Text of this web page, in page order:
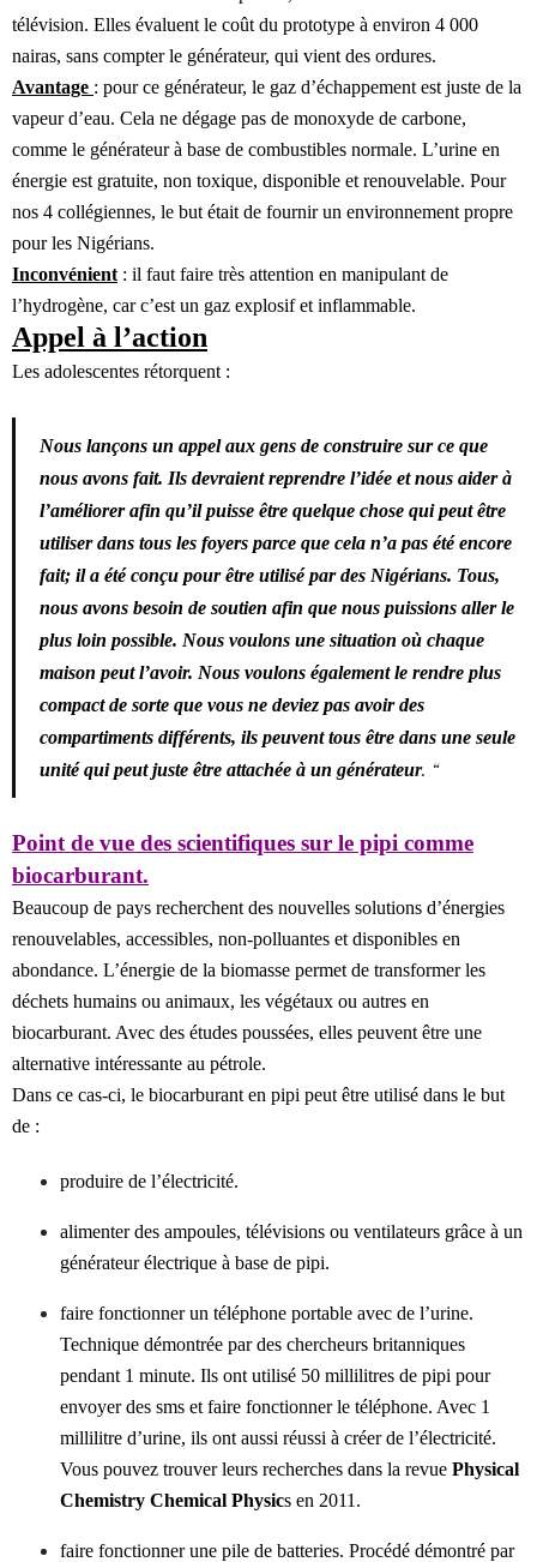
télévision. Elles évaluent le coût du prototype à environ 4 000
nairas, sans compter le générateur, qui vient des ordures.
Avantage : pour ce générateur, le gaz d’échappement est juste de la
vapeur d’eau. Cela ne dégage pas de monoxyde de carbone,
comme le générateur à base de combustibles normale. L’urine en
énergie est gratuite, non toxique, disponible et renouvelable. Pour
nos 4 collégiennes, le but était de fournir un environnement propre
pour les Nigérians.
Inconvénient : il faut faire très attention en manipulant de
l’hydrogène, car c’est un gaz explosif et inflammable.
Appel à l’action
Les adolescentes rétorquent :
Nous lançons un appel aux gens de construire sur ce que
nous avons fait. Ils devraient reprendre l’idée et nous aider à
l’améliorer afin qu’il puisse être quelque chose qui peut être
utiliser dans tous les foyers parce que cela n’a pas été encore
fait; il a été conçu pour être utilisé par des Nigérians. Tous,
nous avons besoin de soutien afin que nous puissions aller le
plus loin possible. Nous voulons une situation où chaque
maison peut l’avoir. Nous voulons également le rendre plus
compact de sorte que vous ne deviez pas avoir des
compartiments différents, ils peuvent tous être dans une seule
unité qui peut juste être attachée à un générateur. “
Point de vue des scientifiques sur le pipi comme
biocarburant.
Beaucoup de pays recherchent des nouvelles solutions d’énergies
renouvelables, accessibles, non-polluantes et disponibles en
abondance. L’énergie de la biomasse permet de transformer les
déchets humains ou animaux, les végétaux ou autres en
biocarburant. Avec des études poussées, elles peuvent être une
alternative intéressante au pétrole.
Dans ce cas-ci, le biocarburant en pipi peut être utilisé dans le but
de :
produire de l’électricité.
alimenter des ampoules, télévisions ou ventilateurs grâce à un
générateur électrique à base de pipi.
faire fonctionner un téléphone portable avec de l’urine.
Technique démontrée par des chercheurs britanniques
pendant 1 minute. Ils ont utilisé 50 millilitres de pipi pour
envoyer des sms et faire fonctionner le téléphone. Avec 1
millilitre d’urine, ils ont aussi réussi à créer de l’électricité.
Vous pouvez trouver leurs recherches dans la revue Physical
Chemistry Chemical Physics en 2011.
faire fonctionner une pile de batteries. Procédé démontré par